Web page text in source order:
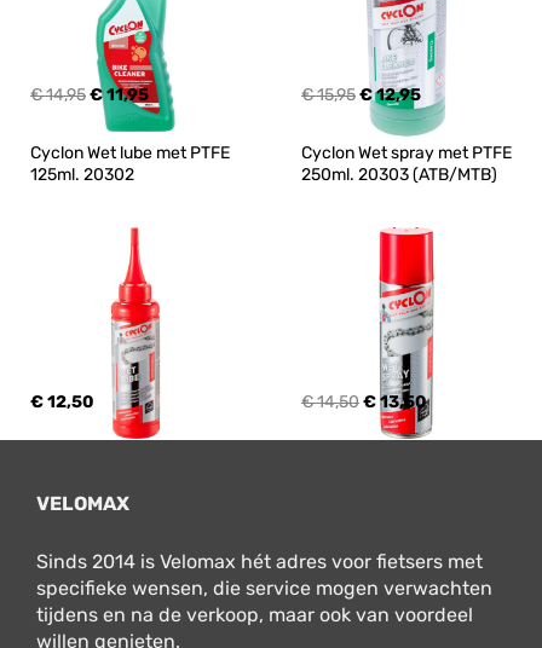
€ 14,95€ 11,95 € 15,95€ 12,95
Cyclon Wet lube met PTFE
125ml. 20302
€ 12,50
Cyclon Wet spray met PTFE
250ml. 20303 (ATB/MTB)
€ 14,50€ 13,50
VELOMAX
Sinds 2014 is Velomax hét adres voor fietsers met
specifieke wensen, die service mogen verwachten
tijdens en na de verkoop, maar ook van voordeel
willen genieten.